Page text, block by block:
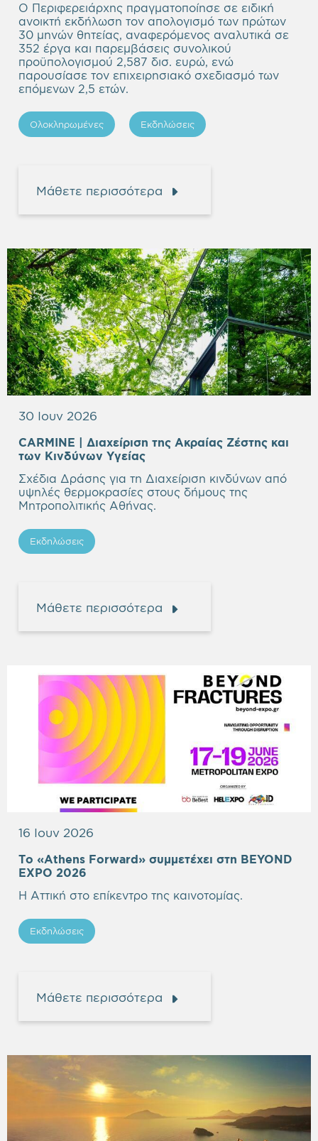
Ο Περιφερειάρχης πραγματοποίησε σε ειδική
ανοικτή εκδήλωση τον απολογισμό των πρώτων
30 μηνών θητείας, αναφερόμενος αναλυτικά σε
352 έργα και παρεμβάσεις συνολικού
προϋπολογισμού 2,587 δισ. ευρώ, ενώ
παρουσίασε τον επιχειρησιακό σχεδιασμό των
επόμενων 2,5 ετών.
Ολοκληρωμένες Εκδηλώσεις
Μάθετε περισσότερα
30 Ιουν 2026
CARMINE | Διαχείριση της Aκραίας Ζέστης και
των Κινδύνων Υγείας
Σχέδια Δράσης για τη Διαχείριση κινδύνων από
υψηλές θερμοκρασίες στους δήμους της
Μητροπολιτικής Αθήνας.
Εκδηλώσεις
Μάθετε περισσότερα
16 Ιουν 2026
Το «Athens Forward» συμμετέχει στη BEYOND
EXPO 2026
Η Αττική στο επίκεντρο της καινοτομίας.
Εκδηλώσεις
Μάθετε περισσότερα